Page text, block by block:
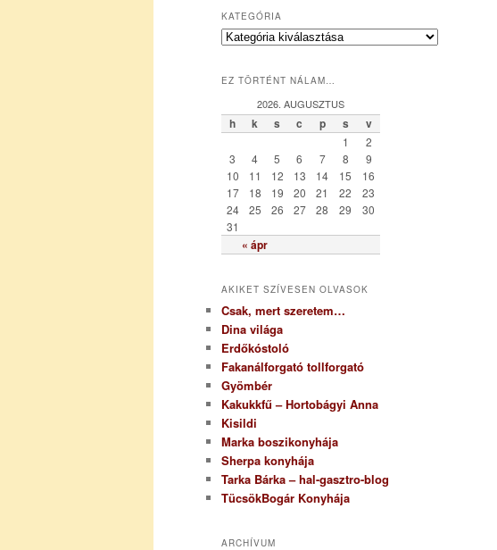
KATEGÓRIA
K
e
r
EZ TÖRTÉNT NÁLAM…
2026. AUGUSZTUS
h k s c p s v
« ápr
1
2
3
4 5 6 7 8
9
10
11 12 13 14 15
16
17
18 19 20 21 22
23
24
25 26 27 28 29
30
31
AKIKET SZÍVESEN OLVASOK
Csak, mert szeretem…
Dina világa
Erdőkóstoló
Fakanálforgató tollforgató
Gyömbér
Kakukkfű – Hortobágyi Anna
Kisildi
Marka boszikonyhája
Sherpa konyhája
Tarka Bárka – hal-gasztro-blog
TücsökBogár Konyhája
ARCHÍVUM